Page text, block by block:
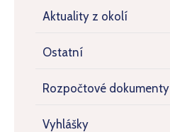
Aktuality z okolí
Ostatní
Rozpočtové dokumenty
Vyhlášky